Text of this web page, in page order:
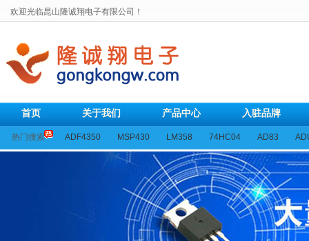
欢迎光临昆山隆诚翔电子有限公司！
首页 关于我们 产品中心 入驻品牌
热门搜索 ADF4350 MSP430 LM358 74HC04 AD83